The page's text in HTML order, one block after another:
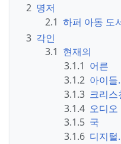
2 명저
2.1 하퍼 아동 도
3 각인
3.1 현재의
3.1.1 어른
3.1.2 아이들.
3.1.3 크리스
3.1.4 오디오
3.1.5 국
3.1.6 디지털.